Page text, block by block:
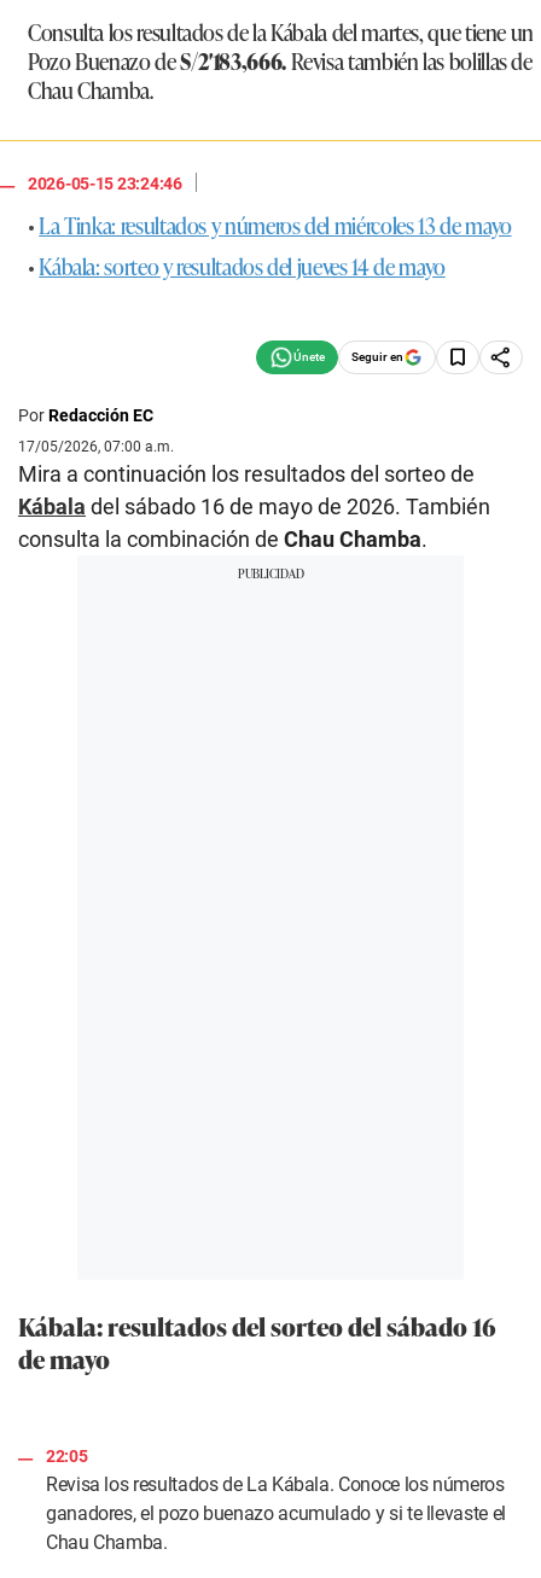
Consulta los resultados de la Kábala del martes, que tiene un
Pozo Buenazo deS/2′183,666.Revisa también las bolillas de
Chau Chamba.
2026-05-15 23:24:46
|
•La Tinka: resultados y números del miércoles 13 de mayo
•Kábala: sorteo y resultados del jueves 14 de mayo
Seguir en
PorRedacción EC
17/05/2026, 07:00 a.m.
Mira a continuación los resultados del sorteo de
Kábala del sábado 16 de mayo de 2026. También
consulta la combinación de Chau Chamba.
Kábala: resultados del sorteo del sábado 16
de mayo
22:05
Revisa los resultados de La Kábala. Conoce los números
ganadores, el pozo buenazo acumulado y si te llevaste el
Chau Chamba.